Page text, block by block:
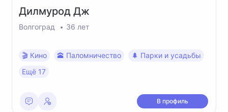
Дилмурод Дж
Волгоград 36 лет
🎬 Кино 🕋 Паломничество
🌲 Парки и усадьбы
Ещё 17
В профиль